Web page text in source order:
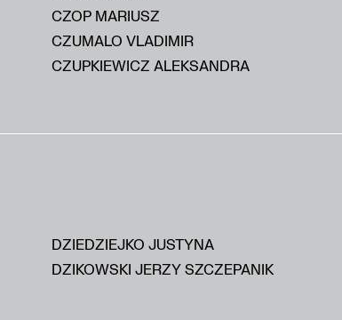
CZOP MARIUSZ
CZUMALO VLADIMIR
CZUPKIEWICZ ALEKSANDRA
DZIEDZIEJKO JUSTYNA
DZIKOWSKI JERZY SZCZEPANIK